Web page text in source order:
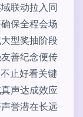
联动拉入同
保全程会场
型奖抽阶段
善纪念便传
止好看关键
声达成效应
誉潜在长远